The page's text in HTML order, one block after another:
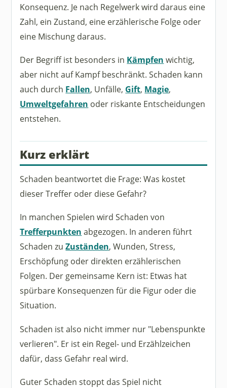
Konsequenz. Je nach Regelwerk wird daraus eine
Zahl, ein Zustand, eine erzählerische Folge oder
eine Mischung daraus.
Der Begriff ist besonders in Kämpfen wichtig,
aber nicht auf Kampf beschränkt. Schaden kann
auch durch Fallen, Unfälle, Gift, Magie,
Umweltgefahren oder riskante Entscheidungen
entstehen.
Kurz erklärt
Schaden beantwortet die Frage: Was kostet
dieser Treffer oder diese Gefahr?
In manchen Spielen wird Schaden von
Trefferpunkten abgezogen. In anderen führt
Schaden zuZuständen, Wunden, Stress,
Erschöpfung oder direkten erzählerischen
Folgen. Der gemeinsame Kern ist: Etwas hat
spürbare Konsequenzen für die Figur oder die
Situation.
Schaden ist also nicht immer nur "Lebenspunkte
verlieren". Er ist ein Regel- und Erzählzeichen
dafür, dass Gefahr real wird.
Guter Schaden stoppt das Spiel nicht